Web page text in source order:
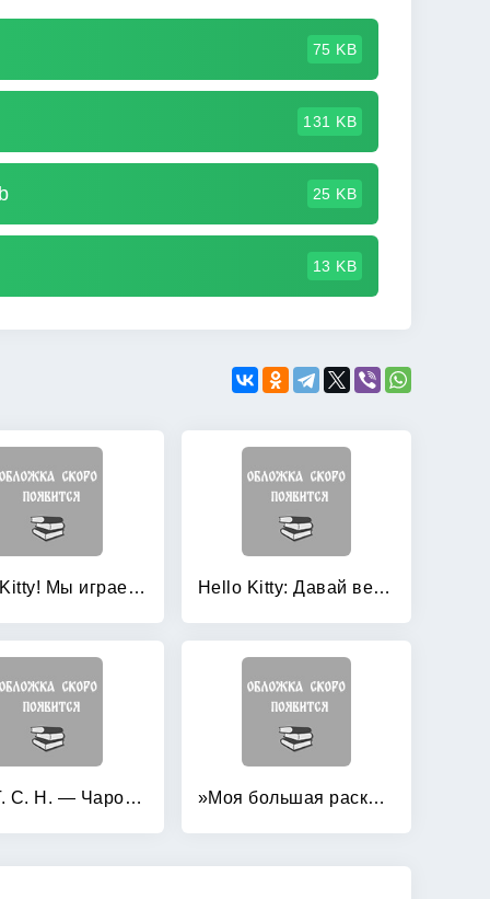
75 KB
131 KB
25 KB
13 KB
Hello Kitty! Мы играем: Книга-раскраска Hello Kitty: Давай веселиться!
W: I. T. C. H. — Чародейки. Волшебная раскраска »Моя большая раскраска «Маша и Медведь» 1418